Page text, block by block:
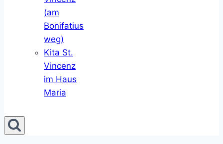
(am
Bonifatius
weg)
Kita St.
Vincenz
im Haus
Maria